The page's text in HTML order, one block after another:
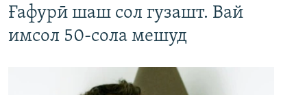
Ғафурӣ шаш сол гузашт. Вай
имсол 50-сола мешуд